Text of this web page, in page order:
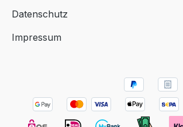
Datenschutz
Impressum